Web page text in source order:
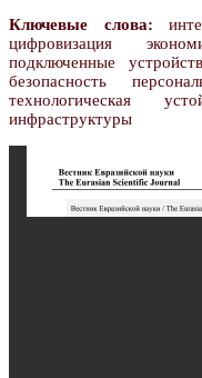
Ключевые слова:
цифровизация
подключенные
безопасность
технологическая
инфраструктуры